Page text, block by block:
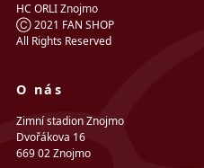
HC ORLI Znojmo
Ⓒ 2021 FAN SHOP
All Rights Reserved
O nás
Zimní stadion Znojmo
Dvořákova 16
669 02 Znojmo